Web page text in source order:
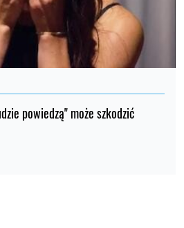
powiedzą" może szkodzić